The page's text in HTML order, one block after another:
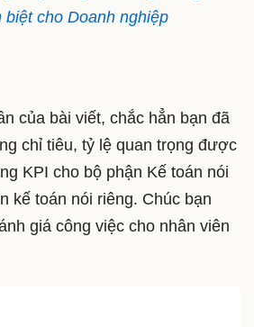
biệt cho Doanh nghiệp
của bài viết, chắc hẳn bạn đã
chỉ tiêu, tỷ lệ quan trọng được
KPI cho bộ phận Kế toán nói
kế toán nói riêng. Chúc bạn
giá công việc cho nhân viên